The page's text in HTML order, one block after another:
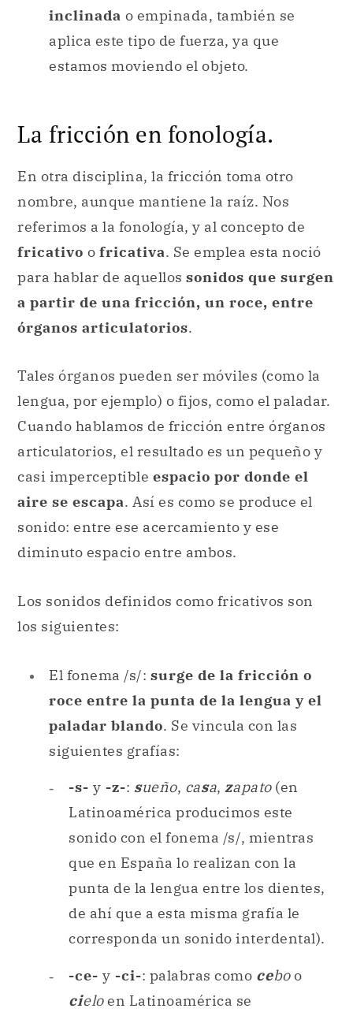
inclinada o empinada, también se
aplica este tipo de fuerza, ya que
estamos moviendo el objeto.
La fricción en fonología.
En otra disciplina, la fricción toma otro
nombre, aunque mantiene la raíz. Nos
referimos a la fonología, y al concepto de
fricativo o fricativa. Se emplea esta noció
para hablar de aquellos sonidos que surgen
a partir de una fricción, un roce, entre
órganos articulatorios.
Tales órganos pueden ser móviles (como la
lengua, por ejemplo) o fijos, como el paladar.
Cuando hablamos de fricción entre órganos
articulatorios, el resultado es un pequeño y
casi imperceptible espacio por donde el
aire se escapa. Así es como se produce el
sonido: entre ese acercamiento y ese
diminuto espacio entre ambos.
Los sonidos definidos como fricativos son
los siguientes:
El fonema /s/: surge de la fricción o
roce entre la punta de la lengua y el
paladar blando. Se vincula con las
siguientes grafías:
-s- y -z-: sueño, casa, zapato (en
Latinoamérica producimos este
sonido con el fonema /s/, mientras
que en España lo realizan con la
punta de la lengua entre los dientes,
de ahí que a esta misma grafía le
corresponda un sonido interdental).
-ce- y -ci-: palabras como ceboo
cieloen Latinoamérica se